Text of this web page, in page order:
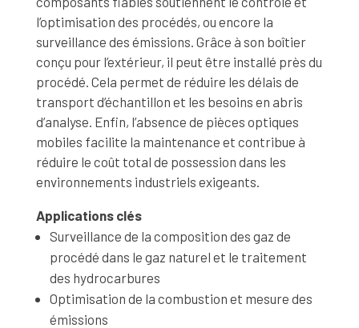
l’optimisation des procédés, ou encore la
surveillance des émissions. Grâce à son boîtier
conçu pour l’extérieur, il peut être installé près du
procédé. Cela permet de réduire les délais de
transport d’échantillon et les besoins en abris
d’analyse. Enfin, l’absence de pièces optiques
mobiles facilite la maintenance et contribue à
réduire le coût total de possession dans les
environnements industriels exigeants.
Applications clés
Surveillance de la composition des gaz de
procédé dans le gaz naturel et le traitement
des hydrocarbures
Optimisation de la combustion et mesure des
émissions